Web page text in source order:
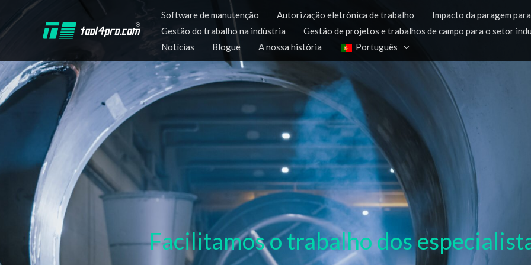
para
conteúdo
Software de manutenção Autorização eletrónica de trabalho
Impacto da paragem
Gestão do trabalho na indústria
Gestão de projetos e trabalhos de campo para o setor
Notícias
Blogue A nossa história Português
Facilitamos o trabalho dos